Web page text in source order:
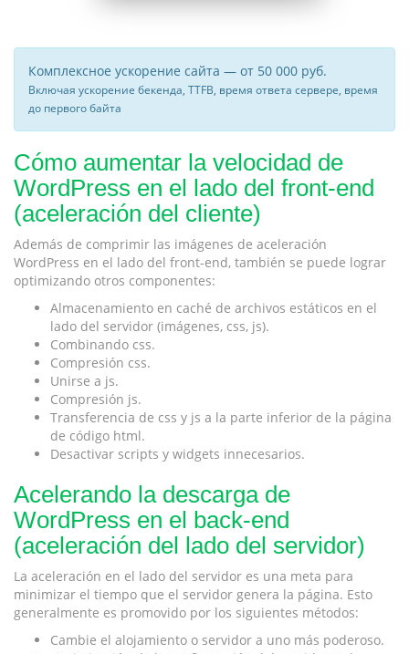
Комплексное ускорение сайта — от 50 000 руб.
Включая ускорение бекенда, TTFB, время ответа сервере, время
до первого байта
Cómo aumentar la velocidad de
WordPress en el lado del front-end
(aceleración del cliente)
Además de comprimir las imágenes de aceleración
WordPress en el lado del front-end, también se puede lograr
optimizando otros componentes:
Almacenamiento en caché de archivos estáticos en el
lado del servidor (imágenes, css, js).
Combinando css.
Compresión css.
Unirse a js.
Compresión js.
Transferencia de css y js a la parte inferior de la página
de código html.
Desactivar scripts y widgets innecesarios.
Acelerando la descarga de
WordPress en el back-end
(aceleración del lado del servidor)
La aceleración en el lado del servidor es una meta para
minimizar el tiempo que el servidor genera la página. Esto
generalmente es promovido por los siguientes métodos:
Cambie el alojamiento o servidor a uno más poderoso.